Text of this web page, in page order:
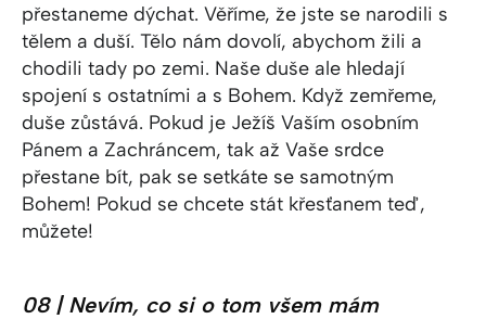
přestaneme dýchat. Věříme, že jste se narodili s
tělem a duší. Tělo nám dovolí, abychom žili a
chodili tady po zemi. Naše duše ale hledají
spojení s ostatními a s Bohem. Když zemřeme,
duše zůstává. Pokud je Ježíš Vaším osobním
Pánem a Zachráncem, tak až Vaše srdce
přestane bít, pak se setkáte se samotným
Bohem! Pokud se chcete stát křesťanem teď,
můžete!
08 | Nevím, co si o tom všem mám